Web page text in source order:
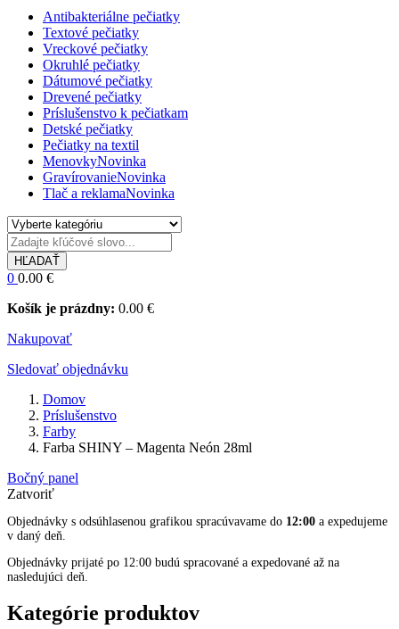
Antibakteriálne pečiatky
Textové pečiatky
Vreckové pečiatky
Okruhlé pečiatky
Dátumové pečiatky
Drevené pečiatky
Príslušenstvo k pečiatkam
Detské pečiatky
Pečiatky na textil
MenovkyNovinka
GravírovanieNovinka
Tlač a reklamaNovinka
HĽADAŤ
0 0.00 €
Košík je prázdny: 0.00 €
Nakupovať
Sledovať objednávku
Domov
Príslušenstvo
Farby
Farba SHINY – Magenta Neón 28ml
Bočný panel
Zatvoriť
Objednávky s odsúhlasenou grafikou spracúvavame do 12:00 a expedujeme
v daný deň.
Objednávky prijaté po 12:00 budú spracované a expedované až na
nasledujúci deň.
Kategórie produktov